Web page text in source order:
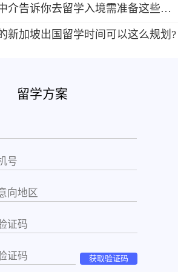
新加坡出国留学中介告诉你去留学入境需准备这些证件?
新加坡出国留学时间可以这么规划?
留学方案
获取验证码